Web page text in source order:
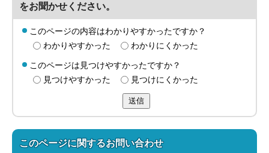
をお聞かせください。
このページの内容はわかりやすかったですか？
わかりやすかった
わかりにくかった
このページは見つけやすかったですか？
見つけやすかった
見つけにくかった
送信
このページに関するお問い合わせ